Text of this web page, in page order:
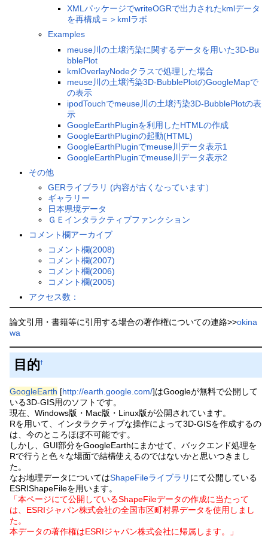
XMLパッケージでwriteOGRで出力されたkmlデータ
を再構成＝＞kmlラボ
Examples
meuse川の土壌汚染に関するデータを用いた3D-Bu
bblePlot
kmlOverlayNodeクラスで処理した場合
meuse川の土壌汚染3D-BubblePlotのGoogleMapで
の表示
ipodTouchでmeuse川の土壌汚染3D-BubblePlotの表
示
GoogleEarthPluginを利用したHTMLの作成
GoogleEarthPluginの起動(HTML)
GoogleEarthPluginでmeuse川データ表示1
GoogleEarthPluginでmeuse川データ表示2
その他
GERライブラリ (内容が古くなっています）
ギャラリー
日本県境データ
ＧＥインタラクティブファンクション
コメント欄アーカイブ
コメント欄(2008)
コメント欄(2007)
コメント欄(2006)
コメント欄(2005)
アクセス数：
論文引用・書籍等に引用する場合の著作権についての連絡>>okina
wa
目的†
GoogleEarth [http://earth.google.com/]はGoogleが無料で公開して
いる3D-GIS用のソフトです。
現在、Windows版・Mac版・Linux版が公開されています。
Rを用いて、インタラクティブな操作によって3D-GISを作成するの
は、今のところほぼ不可能です。
しかし、GUI部分をGoogleEarthにまかせて、バックエンド処理を
Rで行うと色々な場面で結構使えるのではないかと思いつきまし
た。
なお地理データについてはShapeFileライブラリ にて公開している
ESRIShapeFileを用います。
「本ページにて公開しているShapeFileデータの作成に当たって
は、ESRIジャパン株式会社の全国市区町村界データを使用しまし
た。
本データの著作権はESRIジャパン株式会社に帰属します。」